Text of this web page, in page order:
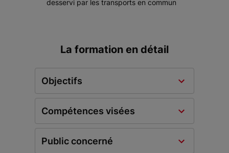
desservi par les transports en commun
La formation en détail
Objectifs
Compétences visées
Public concerné